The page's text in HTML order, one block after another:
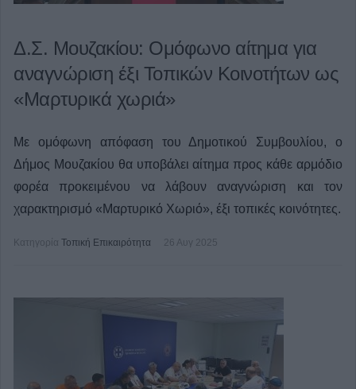
Δ.Σ. Μουζακίου: Ομόφωνο αίτημα για
αναγνώριση έξι Τοπικών Κοινοτήτων ως
«Μαρτυρικά χωριά»
Με ομόφωνη απόφαση του Δημοτικού Συμβουλίου, ο
Δήμος Μουζακίου θα υποβάλει αίτημα προς κάθε αρμόδιο
φορέα προκειμένου να λάβουν αναγνώριση και τον
χαρακτηρισμό «Μαρτυρικό Χωριό», έξι τοπικές κοινότητες.
Κατηγορία Τοπική Επικαιρότητα 26 Αυγ 2025